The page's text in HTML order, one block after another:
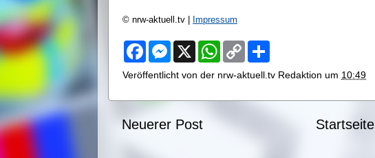
© nrw-aktuell.tv | Impressum
F
e
o
k
M
s
n
e
X
W
t
A
C
y
i
r
Veröffentlicht von der nrw-aktuell.tv Redaktion um 10:49
Neuerer Post Startseite